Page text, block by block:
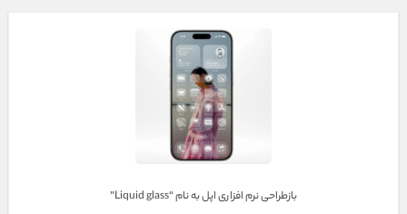
بازطراحی نرم افزاری اپل به نام “Liquid glass”